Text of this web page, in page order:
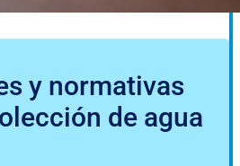
y normativas
de agua